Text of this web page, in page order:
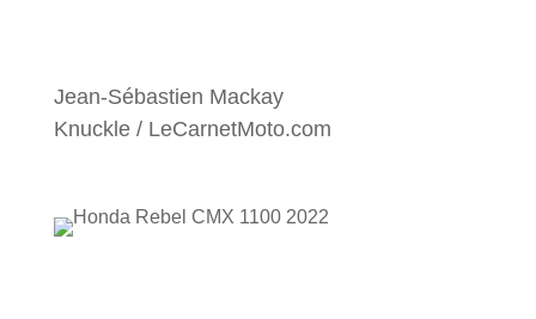
Jean-Sébastien Mackay
Knuckle / LeCarnetMoto.com